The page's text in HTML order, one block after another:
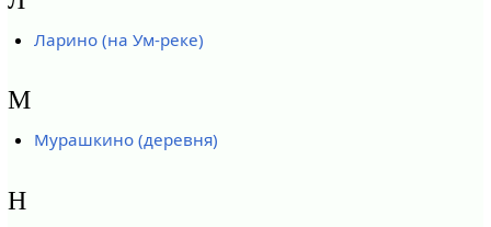
Ларино (на Ум-реке)
М
Мурашкино (деревня)
Н